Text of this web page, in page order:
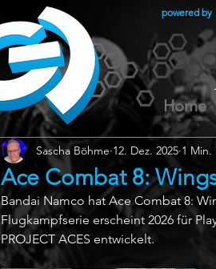
powered by
Home
Ace Combat 8:
Sascha Böhme 12. Dez. 2025 1 Min.
Bandai Namco hat Ace Combat 8:
Flugkampfserie erscheint 2026 für
PROJECT ACES entwickelt.